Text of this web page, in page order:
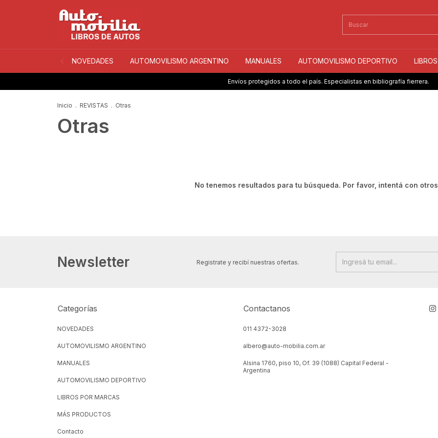
NOVEDADES AUTOMOVILISMO ARGENTINO MANUALES AUTOMOVILISMO DEPORTIVO
Envíos protegidos a todo el país. Especialistas en bibliografía fierrera.
Inicio . REVISTAS . Otras
Otras
No tenemos resultados para tu búsqueda. Por favor, intentá con
Newsletter Registrate y recibí nuestras ofertas.
Categorías
NOVEDADES
AUTOMOVILISMO ARGENTINO
MANUALES
AUTOMOVILISMO DEPORTIVO
LIBROS POR MARCAS
MÁS PRODUCTOS
Contacto
Contactanos
011 4372-3028
albero@auto-mobilia.com.ar
Alsina 1760, piso 10, Of. 39 (1088) Capital Federal -
Argentina